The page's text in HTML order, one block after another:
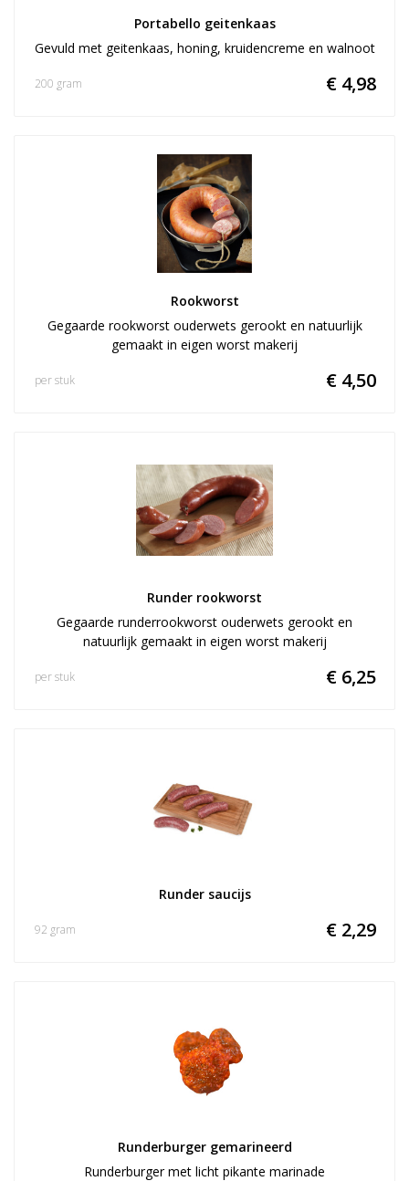
Portabello geitenkaas
Gevuld met geitenkaas, honing, kruidencreme en walnoot
€ 4,98
200 gram
Rookworst
Gegaarde rookworst ouderwets gerookt en natuurlijk
gemaakt in eigen worst makerij
€ 4,50
per stuk
Runder rookworst
Gegaarde runderrookworst ouderwets gerookt en
natuurlijk gemaakt in eigen worst makerij
€ 6,25
per stuk
Runder saucijs
€ 2,29
92 gram
Runderburger gemarineerd
Runderburger met licht pikante marinade